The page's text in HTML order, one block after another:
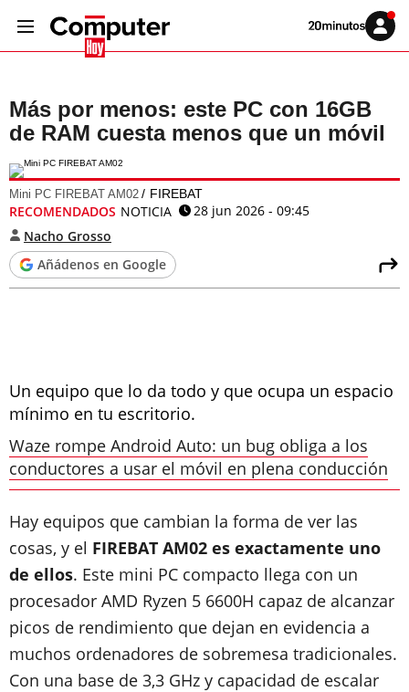
Volver
Iniciar
sesión
Más por menos: este PC con 16GB
de RAM cuesta menos que un móvil
Mini PC FIREBAT AM02 FIREBAT
RECOMENDADOS NOTICIA
28 jun 2026 - 09:45
Nacho Grosso
Añádenos en Google
Un equipo que lo da todo y que ocupa un espacio
mínimo en tu escritorio.
Waze rompe Android Auto: un bug obliga a los
conductores a usar el móvil en plena conducción
Hay equipos que cambian la forma de ver las
cosas, y el FIREBAT AM02 es exactamente uno
de ellos. Este mini PC compacto llega con un
procesador AMD Ryzen 5 6600H capaz de alcanzar
picos de rendimiento que dejan en evidencia a
muchos ordenadores de sobremesa tradicionales.
Con una base de 3,3 GHz y capacidad de escalar